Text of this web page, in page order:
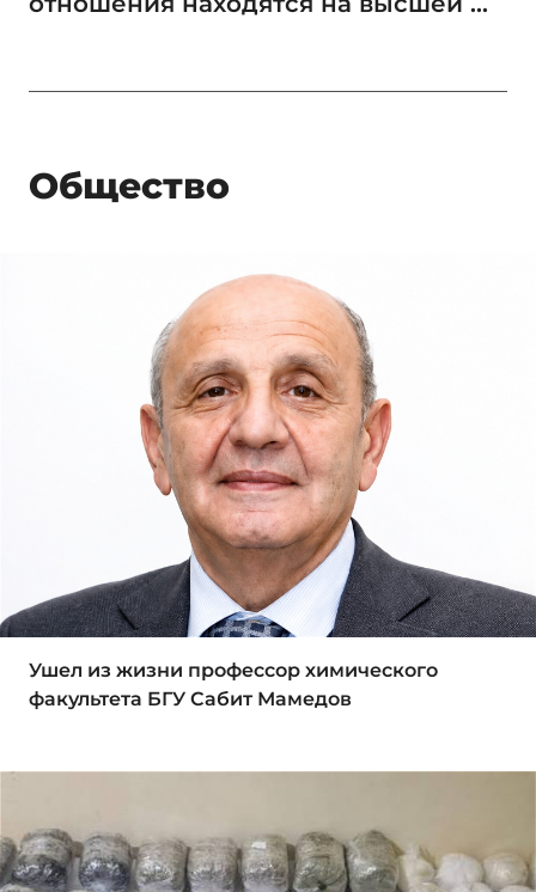
Общество
Ушел из жизни профессор химического
факультета БГУ Сабит Мамедов